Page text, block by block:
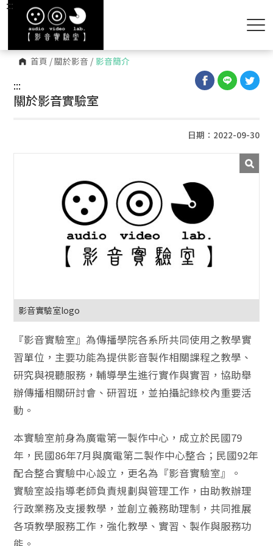
首頁 /關於影音 / 影音簡介
:::
:::
關於影音實驗室
日期：2022-09-30
影音實驗室logo
『影音實驗室』為傳播學院各系所共同使用之教學實
習單位，主要功能為提供影音製作相關課程之教學、
研究與視聽服務，輔導學生進行實作與實習，協助舉
辦傳播相關研討會、研習班，並拍攝記錄校內重要活
動。
本實驗室前身為廣電第一製作中心，成立於民國79
年，民國86年7月與廣電第二製作中心整合；民國92年
配合整合實驗中心設立，更名為『影音實驗室』。
實驗室設指導老師負責規劃與管理工作，由助教辦理
行政業務及支援教學，並創立義務助理制，共同推展
各項教學服務工作，強化教學、實習、製作與服務功